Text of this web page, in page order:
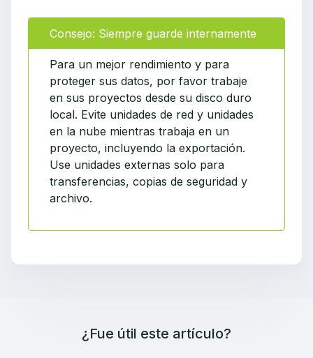
Consejo: Siempre guarde internamente
Para un mejor rendimiento y para
proteger sus datos, por favor trabaje
en sus proyectos desde su disco duro
local. Evite unidades de red y unidades
en la nube mientras trabaja en un
proyecto, incluyendo la exportación.
Use unidades externas solo para
transferencias, copias de seguridad y
archivo.
¿Fue útil este artículo?